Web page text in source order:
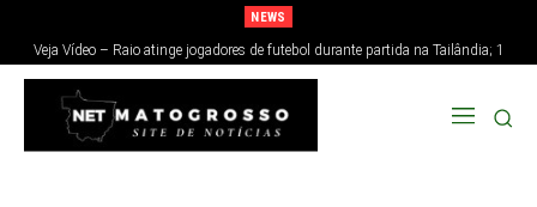
NEWS
Veja Vídeo – Raio atinge jogadores de futebol durante partida na Tailândia; 1
morre e 12 ficam feridos